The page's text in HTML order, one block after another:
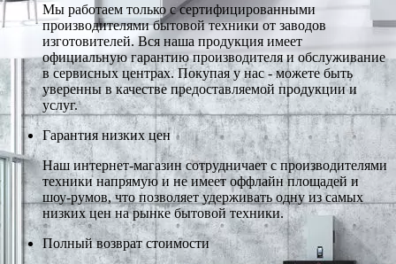
Мы работаем только с сертифицированными
производителями бытовой техники от заводов
изготовителей. Вся наша продукция имеет
официальную гарантию производителя и обслуживание
в сервисных центрах. Покупая у нас - можете быть
уверенны в качестве предоставляемой продукции и
услуг.
Гарантия низких цен
Наш интернет-магазин сотрудничает с производителями
техники напрямую и не имеет оффлайн площадей и
шоу-румов, что позволяет удерживать одну из самых
низких цен на рынке бытовой техники.
Полный возврат стоимости